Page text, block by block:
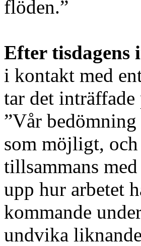
flöden.”
Efter tisdagens
i kontakt med
tar det
”Vår bedömning
som möjligt,
tillsammans
upp hur arbetet
kommande
undvika